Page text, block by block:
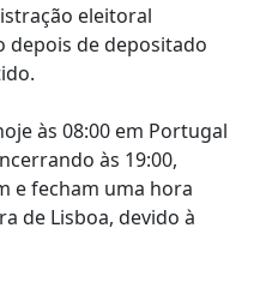
eleitoral
depois de depositado
às 08:00 em Portugal
às 19:00,
e fecham uma hora
de Lisboa, devido à